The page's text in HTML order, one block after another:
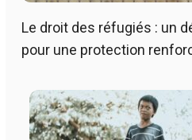
Le droit des réfugiés : un
pour une protection